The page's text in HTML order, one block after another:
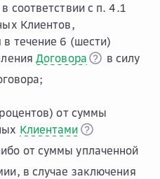
соответствии с п. 4.1
Клиентов,
течение 6 (шести)
Договора
в силу
от суммы
Клиентами
от суммы уплаченной
в случае заключения